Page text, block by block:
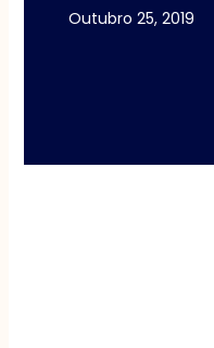
Outubro 25, 2019